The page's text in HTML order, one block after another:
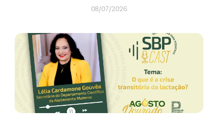
08/07/2026